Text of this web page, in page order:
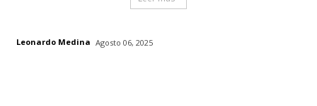
Leonardo Medina Agosto 06, 2025